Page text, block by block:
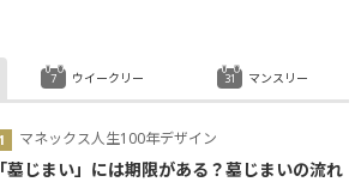
マネックス人生100年デザイン
「墓じまい」には期限がある？墓じまいの流れ
ウイークリー マンスリー